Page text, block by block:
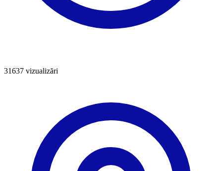
31637 vizualizări